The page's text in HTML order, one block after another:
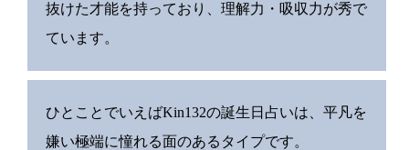
抜けた才能を持っており、理解力・吸収力が秀で
ています。
ひとことでいえばKin132の誕生日占いは、平凡を
嫌い極端に憧れる面のあるタイプです。